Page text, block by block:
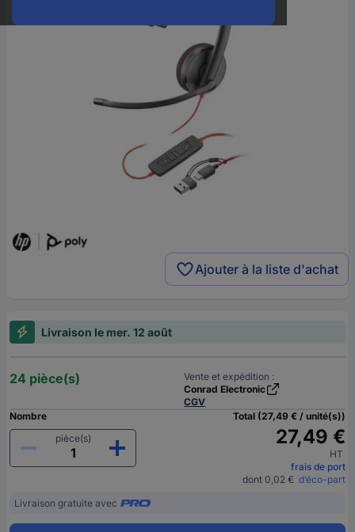
Ajouter à la liste d'achat
Livraison le mer. 12 août
24 pièce(s)
Vente et expédition :
Conrad Electronic
CGV
Nombre
pièce(s)
Total (27,49 € / unité(s))
27,49 €
HT
frais de port
dont 0,02 € d’éco-part
Livraison gratuite avec